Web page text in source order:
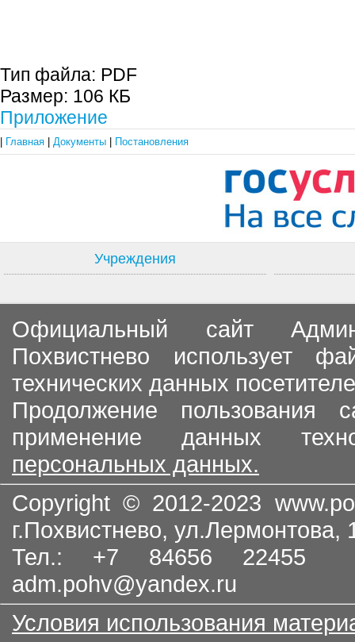
Тип файла: PDF
Размер: 106 КБ
Приложение
Главная Документы Постановления
Учреждения
Официальный сайт
Похвистнево использует
технических данных
Продолжение пользования
применение данных
персональных данных.
Copyright © 2012-2023
г.Похвистнево, ул.Лермонтова,
Тел.: +7 84656
adm.pohv@yandex.ru
Условия использования